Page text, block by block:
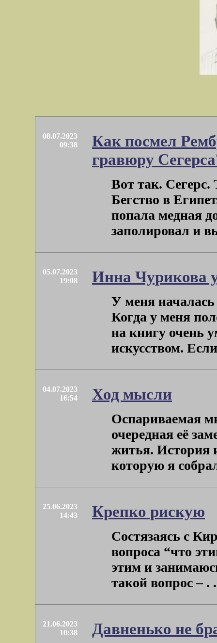
08.07.2023
09:38
Как посмел
гравюру
Вот так. Сегерс.
Бегство в
попала медная
заполировал и
05.07.2023
19:08
Инна Чурикова
У меня началась
Когда у меня
на книгу очень
искусством.
04.07.2023
16:54
Ход мысли
Оспариваемая
очередная её
житья. История
которую я
25.06.2023
14:43
Крепко рискую
Состязаясь с
вопроса “что
этим и
такой вопрос – .
21.06.2023
10:38
Давненько не